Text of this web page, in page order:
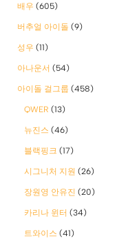
배우 (605)
버추얼 아이돌 (9)
성우 (11)
아나운서 (54)
아이돌 걸그룹 (458)
QWER (13)
뉴진스 (46)
블랙핑크 (17)
시그니처 지원 (26)
장원영 안유진 (20)
카리나 윈터 (34)
트와이스 (41)